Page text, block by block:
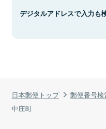
日本郵便トップ 郵便番号検
中庄町
デジタルアドレスで入力も